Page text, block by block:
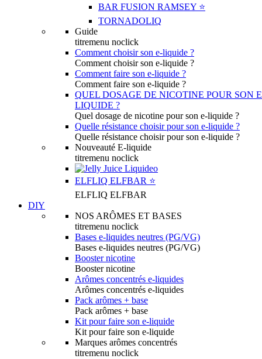
BAR FUSION RAMSEY ⭐️
TORNADOLIQ
Guide
titremenu noclick
Comment choisir son e-liquide ?
Comment choisir son e-liquide ?
Comment faire son e-liquide ?
Comment faire son e-liquide ?
QUEL DOSAGE DE NICOTINE POUR SON
LIQUIDE ?
Quel dosage de nicotine pour son e-liquide ?
Quelle résistance choisir pour son e-liquide ?
Quelle résistance choisir pour son e-liquide ?
Nouveauté E-liquide
titremenu noclick
ELFLIQ ELFBAR ⭐️
ELFLIQ ELFBAR
DIY
NOS ARÔMES ET BASES
titremenu noclick
Bases e-liquides neutres (PG/VG)
Bases e-liquides neutres (PG/VG)
Booster nicotine
Booster nicotine
Arômes concentrés e-liquides
Arômes concentrés e-liquides
Pack arômes + base
Pack arômes + base
Kit pour faire son e-liquide
Kit pour faire son e-liquide
Marques arômes concentrés
titremenu noclick